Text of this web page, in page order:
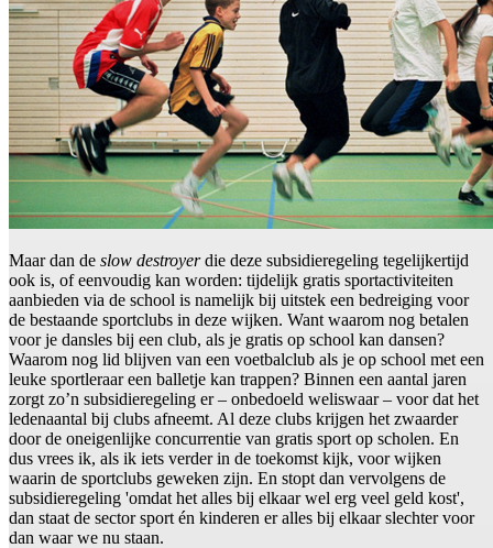
Maar dan de slow destroyerdie deze subsidieregeling tegelijkertijd
ook is, of eenvoudig kan worden: tijdelijk gratis sportactiviteiten
aanbieden via de school is namelijk bij uitstek een bedreiging voor
de bestaande sportclubs in deze wijken. Want waarom nog betalen
voor je dansles bij een club, als je gratis op school kan dansen?
Waarom nog lid blijven van een voetbalclub als je op school met een
leuke sportleraar een balletje kan trappen? Binnen een aantal jaren
zorgt zo’n subsidieregeling er – onbedoeld weliswaar – voor dat het
ledenaantal bij clubs afneemt. Al deze clubs krijgen het zwaarder
door de oneigenlijke concurrentie van gratis sport op scholen. En
dus vrees ik, als ik iets verder in de toekomst kijk, voor wijken
waarin de sportclubs geweken zijn. En stopt dan vervolgens de
subsidieregeling 'omdat het alles bij elkaar wel erg veel geld kost',
dan staat de sector sport én kinderen er alles bij elkaar slechter voor
dan waar we nu staan.